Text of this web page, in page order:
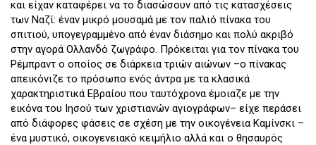
και είχαν καταφέρει να το διασώσουν από τις κατασχέσεις
των Ναζί: έναν μικρό μουσαμά με τον παλιό πίνακα του
σπιτιού, υπογεγραμμένο από έναν διάσημο και πολύ ακριβό
στην αγορά Ολλανδό ζωγράφο. Πρόκειται για τον πίνακα του
Ρέμπραντ ο οποίος σε διάρκεια τριών αιώνων –ο πίνακας
απεικόνιζε το πρόσωπο ενός άντρα με τα κλασικά
χαρακτηριστικά Εβραίου που ταυτόχρονα έμοιαζε με την
εικόνα του Ιησού των χριστιανών αγιογράφων– είχε περάσει
από διάφορες φάσεις σε σχέση με την οικογένεια Καμίνσκι –
ένα μυστικό, οικογενειακό κειμήλιο αλλά και ο θησαυρός